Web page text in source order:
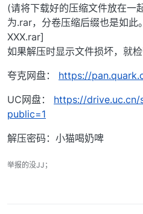
(请将下载好的压缩文件放在一
为.rar，分卷压缩后缀也是如此
XXX.rar]
如果解压时显示文件损坏，就
夸克网盘： https://
UC网盘： https://
public=1
解压密码：小猫喝奶啤
举报的没JJ；